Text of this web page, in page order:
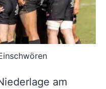
am